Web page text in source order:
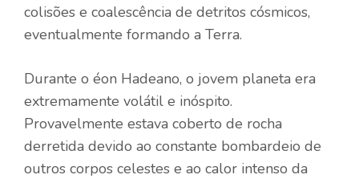
colisões e coalescência de detritos cósmicos,
eventualmente formando a Terra.
Durante o éon Hadeano, o jovem planeta era
extremamente volátil e inóspito.
Provavelmente estava coberto de rocha
derretida devido ao constante bombardeio de
outros corpos celestes e ao calor intenso da